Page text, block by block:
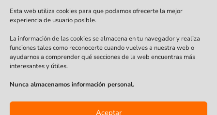
Esta web utiliza cookies para que podamos ofrecerte la mejor
experiencia de usuario posible.
La información de las cookies se almacena en tu navegador y realiza
funciones tales como reconocerte cuando vuelves a nuestra web o
ayudarnos a comprender qué secciones de la web encuentras más
interesantes y útiles.
Nunca almacenamos información personal.
Aceptar